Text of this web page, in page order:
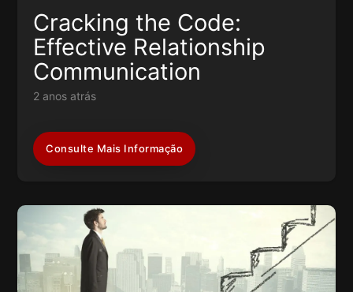
Cracking the Code:
Effective Relationship
Communication
2 anos atrás
Consulte Mais Informação